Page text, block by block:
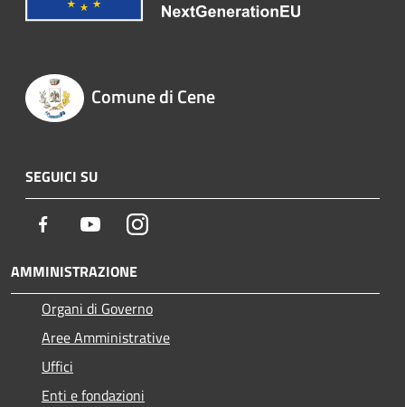
Comune di Cene
SEGUICI SU
Facebook YoutubeInstagram
AMMINISTRAZIONE
Organi di Governo
Aree Amministrative
Uffici
Enti e fondazioni